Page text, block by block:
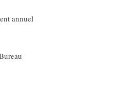
annuel